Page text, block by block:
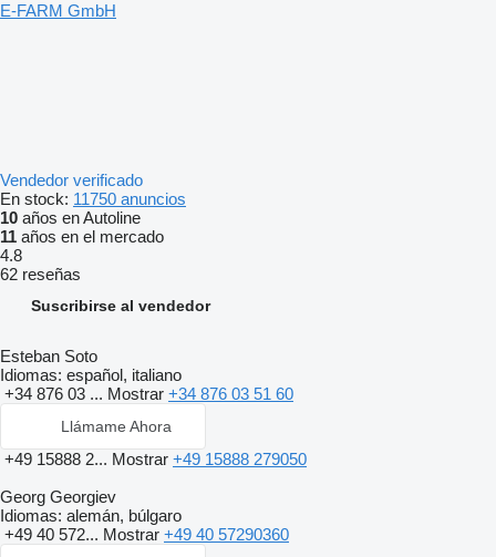
E-FARM GmbH
Vendedor verificado
En stock: 11750 anuncios
10 años en Autoline
11 años en el mercado
4.8
62 reseñas
Suscribirse al vendedor
Esteban Soto
Idiomas: español, italiano
+34 876 03 ... Mostrar +34 876 03 51 60
Llámame Ahora
+49 15888 2... Mostrar +49 15888 279050
Georg Georgiev
Idiomas: alemán, búlgaro
+49 40 572... Mostrar +49 40 57290360